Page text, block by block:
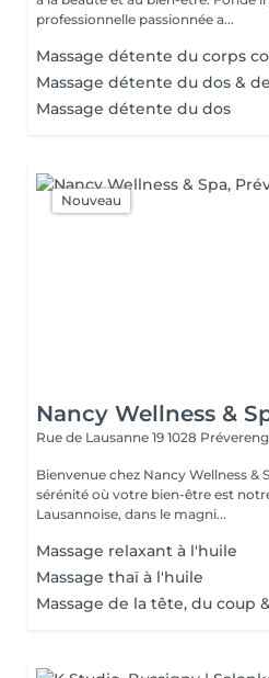
professionnelle passionnée a...
Massage détente du corps
Massage détente du dos &
Massage détente du dos
Nouveau
Nancy Wellness &
Rue de Lausanne 19 1028
Bienvenue chez Nancy Wellness &
sérénité où votre bien-être est
Lausannoise, dans le magni...
Massage relaxant à l'huile
Massage thaï à l'huile
Massage de la tête, du coup